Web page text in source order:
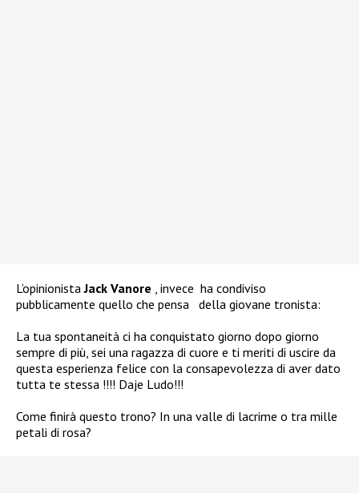
L’opinionistaJack Vanore , invece ha condiviso
pubblicamente quello che pensa della giovane tronista:
La tua spontaneità ci ha conquistato giorno dopo giorno
sempre di più, sei una ragazza di cuore e ti meriti di uscire da
questa esperienza felice con la consapevolezza di aver dato
tutta te stessa !!!! Daje Ludo!!!
Come finirà questo trono? In una valle di lacrime o tra mille
petali di rosa?